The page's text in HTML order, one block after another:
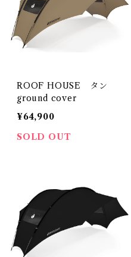
ROOF HOUSE タン
ground cover
¥64,900
SOLD OUT